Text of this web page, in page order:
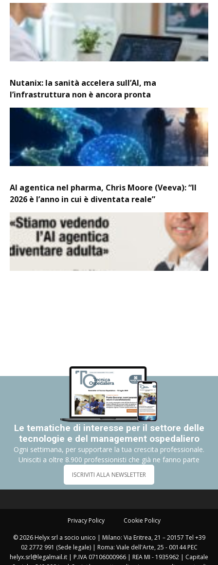
Nutanix: la sanità accelera sull’AI, ma
l’infrastruttura non è ancora pronta
AI agentica nel pharma, Chris Moore (Veeva): “Il
2026 è l’anno in cui è diventata reale”
Le tematiche di interesse per il settore delle
tecnologie e del management ospedaliero
Ogni settimana, per supportare la tua crescita professionale.
Unisciti a oltre 8.900 professionisti che già ne fanno parte
ISCRIVITI ALLA NEWSLETTER
Privacy Policy Cookie Policy
© 2026 Helyx srl a socio unico | Milano: Via Eritrea, 21 – 20157 Tel +39
02 2772 991 (Sede legale) | Roma: Viale dell'Arte, 25 - 00144 PEC
helyx.srl@legalmail.it | P.IVA 07106000966 | REA MI - 1935962 | Capitale